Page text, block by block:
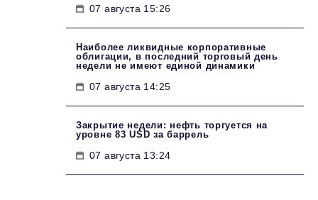
07 августа 15:26
Наиболее ликвидные корпоративные
облигации, в последний торговый день
недели не имеют единой динамики
07 августа 14:25
Закрытие недели: нефть торгуется на
уровне 83 USD за баррель
07 августа 13:24